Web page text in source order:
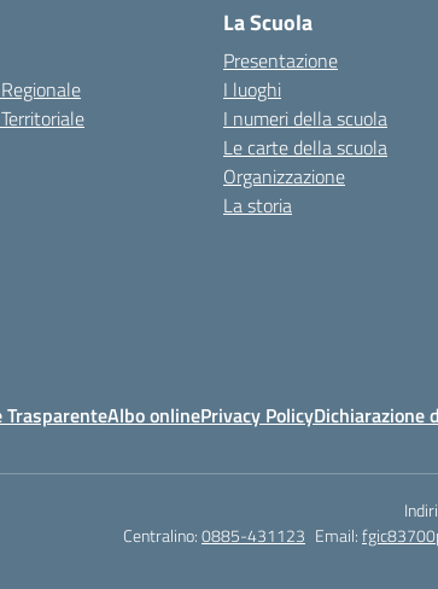
La Scuola
Presentazione
I luoghi
I numeri della scuola
Le carte della scuola
Organizzazione
La storia
Albo onlinePrivacy PolicyDichiarazione
Centralino:0885-431123 Email: